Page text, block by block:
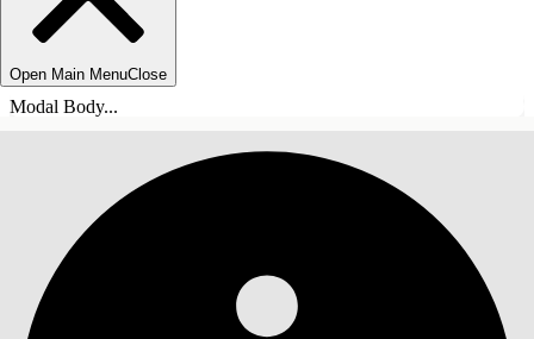
Open Main MenuClose
Modal Body...
目錄